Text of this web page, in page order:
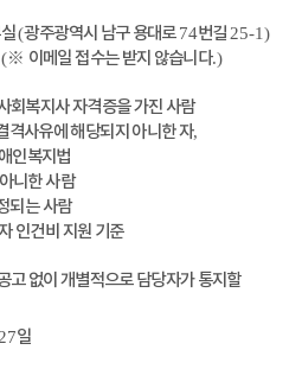
실(광주광역시 남구 용대로74번길25-1)
(※ 이메일 접수는 받지 않습니다.)
회복지사 자격증을 가진 사람
격사유에 해당되지 아니한 자,
인복지법
니한 사람
되는 사람
인건비 지원 기준
고 없이 개별적으로 담당자가 통지할
27일